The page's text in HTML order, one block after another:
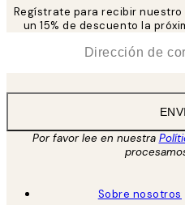
Regístrate para recibir
un 15% de descuento la
Por favor lee en nuestra
Sobre nosotros